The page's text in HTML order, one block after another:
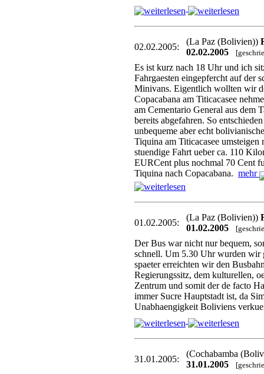
02.02.2005:
(La Paz (Bolivien))
02.02.2005
Es ist kurz nach 18 Uhr und ich
Fahrgaesten eingepfercht auf der
Minivans. Eigentlich wollten wir
Copacabana am Titicacasee
am Cementario General aus dem
bereits abgefahren. So
unbequeme aber echt
Tiquina am Titicacasee umsteigen
stuendige Fahrt ueber ca. 110
EURCent plus nochmal 70 Cent
Tiquina nach Copacabana. mehr
01.02.2005:
(La Paz (Bolivien))
01.02.2005
Der Bus war nicht nur bequem,
schnell. Um 5.30 Uhr wurden wir
spaeter erreichten wir den
Regierungssitz, dem kulturellen,
Zentrum und somit der de facto
immer Sucre Hauptstadt ist, da
Unabhaengigkeit Boliviens
31.01.2005:
(Cochabamba
31.01.2005